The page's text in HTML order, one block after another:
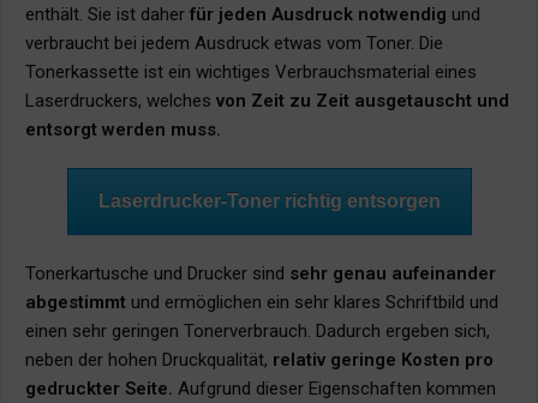
enthält. Sie ist daher für jeden Ausdruck notwendig und
verbraucht bei jedem Ausdruck etwas vom Toner. Die
Tonerkassette ist ein wichtiges Verbrauchsmaterial eines
Laserdruckers, welches von Zeit zu Zeit ausgetauscht und
entsorgt werden muss.
Laserdrucker-Toner richtig entsorgen
Tonerkartusche und Drucker sind sehr genau aufeinander
abgestimmt und ermöglichen ein sehr klares Schriftbild und
einen sehr geringen Tonerverbrauch. Dadurch ergeben sich,
neben der hohen Druckqualität, relativ geringe Kosten pro
gedruckter Seite. Aufgrund dieser Eigenschaften kommen